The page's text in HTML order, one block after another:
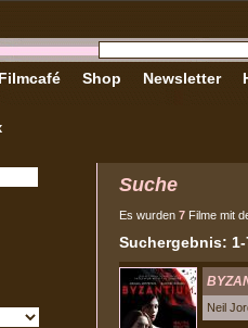
Filmcafé Shop Newsletter
Suche
Es wurden 7 Filme mit
Suchergebnis:
Neil